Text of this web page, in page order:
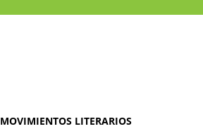
MOVIMIENTOS LITERARIOS